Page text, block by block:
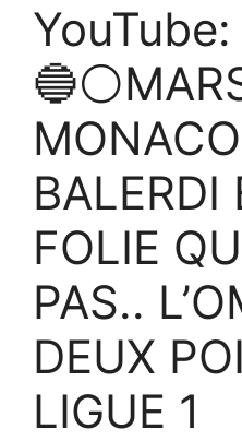
YouTube:
BALERDI
FOLIE
PAS..
DEUX
LIGUE 1